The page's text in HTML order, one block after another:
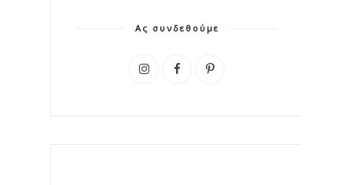
Ας συνδεθούμε